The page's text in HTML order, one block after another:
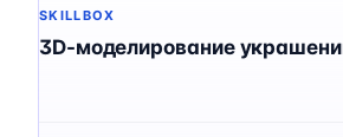
SKILLBOX
3D-моделирование